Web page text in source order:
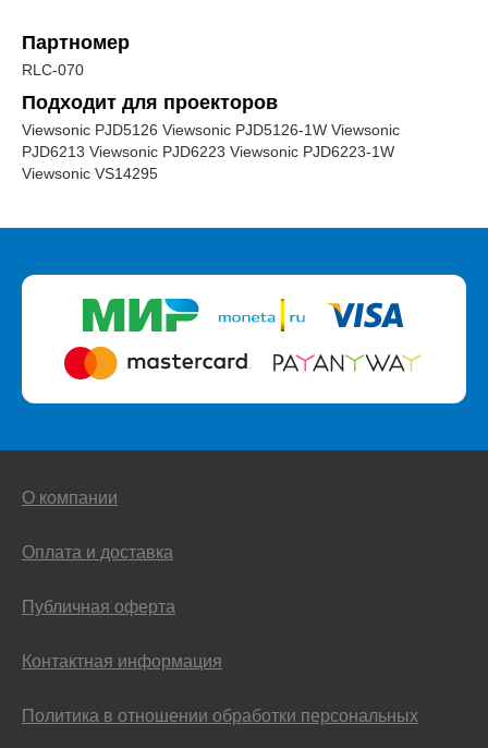
Партномер
RLC-070
Подходит для проекторов
Viewsonic PJD5126 Viewsonic PJD5126-1W Viewsonic
PJD6213 Viewsonic PJD6223 Viewsonic PJD6223-1W
Viewsonic VS14295
О компании
Оплата и доставка
Публичная оферта
Контактная информация
Политика в отношении обработки персональных